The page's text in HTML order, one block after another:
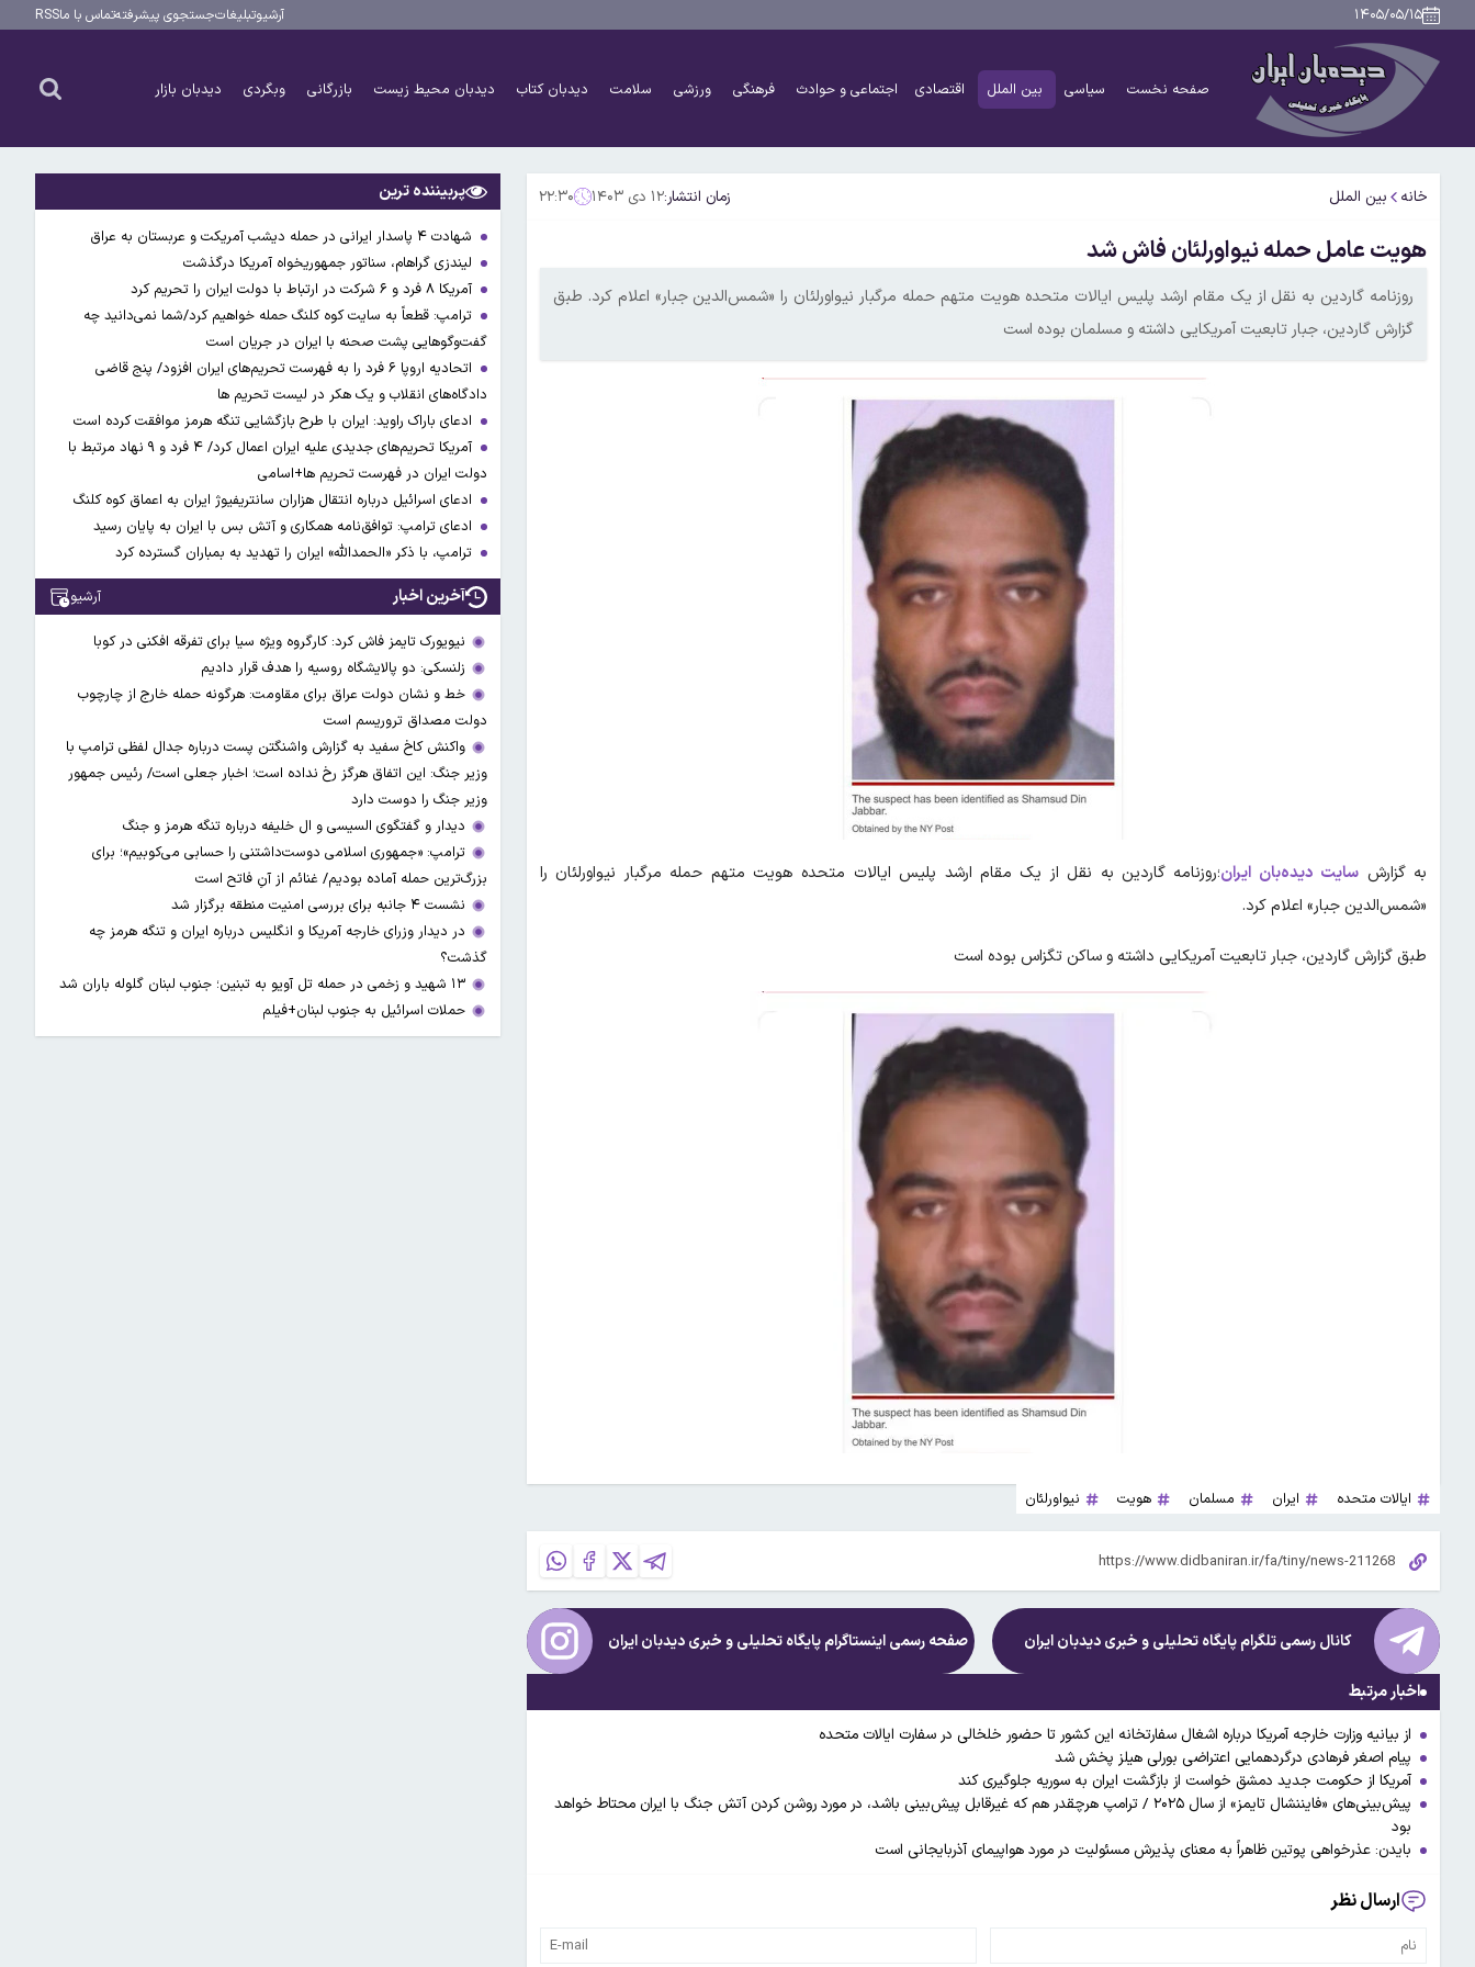
۱۴۰۵/۰۵/۱۵ آرشیوتبلیغاتجستجوی پیشرفتهتماس با ماRSS
صفحه نخست سیاسی بین الملل اقتصادی اجتماعی و حوادث فرهنگی ورزشی سلامت دیدبان کتاب دیدبان محیط زیست بازرگانی وبگردی دیدبان بازار
خانه بین الملل زمان انتشار:۱۲ دی ۱۴۰۳ ۲۲:۳۰
هویت عامل حمله نیواورلئان فاش شد
روزنامه گاردین به نقل از یک مقام ارشد پلیس ایالات متحده هویت متهم حمله مرگبار نیواورلئان را «شمس‌الدین جبار» اعلام کرد. طبق
گزارش گاردین، جبار تابعیت آمریکایی داشته و مسلمان بوده است
به گزارش سایت دیده‌بان ایران؛روزنامه گاردین به نقل از یک مقام ارشد پلیس ایالات متحده هویت متهم حمله مرگبار نیواورلئان را
«شمس‌الدین جبار» اعلام کرد.
طبق گزارش گاردین، جبار تابعیت آمریکایی داشته و ساکن تگزاس بوده است
ایالات متحده ایران مسلمان هویت نیواورلئان
کانال رسمی تلگرام پایگاه تحلیلی و خبریدیدبان ایران صفحه رسمی اینستاگرام پایگاه تحلیلی و خبریدیدبان ایران
اخبار مرتبط
از بیانیه وزارت خارجه آمریکا درباره اشغال سفارتخانه این کشور تا حضور خلخالی در سفارت ایالات متحده
پیام اصغر فرهادی درگردهمایی اعتراضی بورلی هیلز پخش شد
آمریکا از حکومت جدید دمشق خواست از بازگشت ایران به سوریه جلوگیری کند
پیش‌بینی‌های «فایننشال تایمز» از سال ۲۰۲۵ / ترامپ هرچقدر هم که غیرقابل پیش‌بینی باشد، در مورد روشن کردن آتش جنگ با ایران محتاط خواهد
بود
بایدن: عذرخواهی پوتین ظاهراً به معنای پذیرش مسئولیت در مورد هواپیمای آذربایجانی است
ارسال نظر
پربیننده ترین
شهادت ۴ پاسدار ایرانی در حمله دیشب آمریکت و عربستان به عراق
لیندزی گراهام، سناتور جمهوریخواه آمریکا درگذشت
آمریکا ۸ فرد و ۶ شرکت در ارتباط با دولت ایران را تحریم کرد
ترامپ: قطعاً به سایت کوه کلنگ حمله خواهیم کرد/شما نمی‌دانید چه
گفت‌وگوهایی پشت صحنه با ایران در جریان است
اتحادیه اروپا ۶ فرد را به فهرست تحریم‌های ایران افزود/ پنج قاضی
دادگاه‌های انقلاب و یک هکر در لیست تحریم ها
ادعای باراک راوید: ایران با طرح بازگشایی تنگه هرمز موافقت کرده است
آمریکا تحریم‌های جدیدی علیه ایران اعمال کرد/ ۴ فرد و ۹ نهاد مرتبط با
دولت ایران در فهرست تحریم ها+اسامی
ادعای اسرائیل درباره انتقال هزاران سانتریفیوژ ایران به اعماق کوه کلنگ
ادعای ترامپ: توافق‌نامه همکاری و آتش بس با ایران به پایان رسید
ترامپ، با ذکر «الحمدالله» ایران را تهدید به بمباران گسترده کرد
آخرین اخبار آرشیو
نیویورک تایمز فاش کرد: کارگروه ویژه سیا برای تفرقه افکنی در کوبا
زلنسکی: دو پالایشگاه روسیه را هدف قرار دادیم
خط و نشان دولت عراق برای مقاومت: هرگونه حمله خارج از چارچوب
دولت مصداق تروریسم است
واکنش کاخ سفید به گزارش واشنگتن پست درباره جدال لفظی ترامپ با
وزیر جنگ: این اتفاق هرگز رخ نداده است؛ اخبار جعلی است/ رئیس جمهور
وزیر جنگ را دوست دارد
دیدار و گفتگوی السیسی و ال خلیفه درباره تنگه هرمز و جنگ
ترامپ: «جمهوری اسلامی دوست‌داشتنی را حسابی می‌کوبیم»؛ برای
بزرگ‌ترین حمله آماده بودیم/ غنائم از آنِ فاتح است
نشست ۴ جانبه برای بررسی امنیت منطقه برگزار شد
در دیدار وزرای خارجه آمریکا و انگلیس درباره ایران و تنگه هرمز چه
گذشت؟
۱۳ شهید و زخمی در حمله تل آویو به تبنین؛ جنوب لبنان گلوله باران شد
حملات اسرائیل به جنوب لبنان+فیلم